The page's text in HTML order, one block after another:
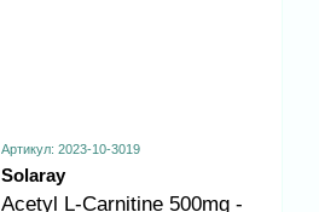
Артикул: 2023-10-3019
Solaray
Acetyl L-Carnitine 500mg -